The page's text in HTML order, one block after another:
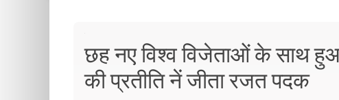
छह नए विश्व विजेताओं के साथ
की प्रतीति नें जीता रजत पदक